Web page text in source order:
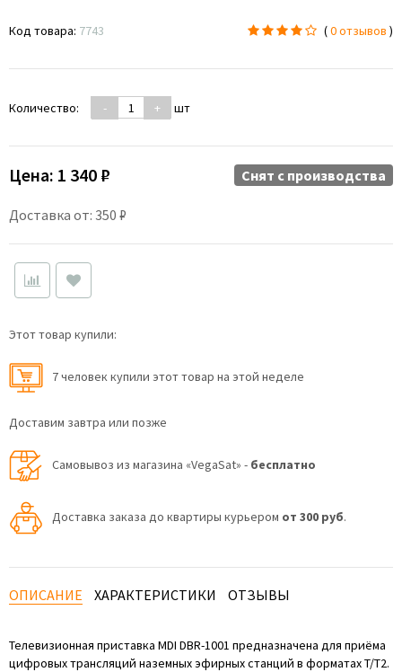
Код товара: 7743 (0 отзывов )
Количество: - + шт
Цена: 1 340 ₽
Доставка от: 350 ₽
Снят c производства
Этот товар купили:
7 человек купили этот товар на этой неделе
Доставим завтра или позже
Самовывоз из магазина «VegaSat» - бесплатно
Доставка заказа до квартиры курьером от 300 руб.
ОПИСАНИЕ ХАРАКТЕРИСТИКИ ОТЗЫВЫ
Телевизионная приставка MDI DBR-1001 предназначена для приёма
цифровых трансляций наземных эфирных станций в форматах Т/Т2.